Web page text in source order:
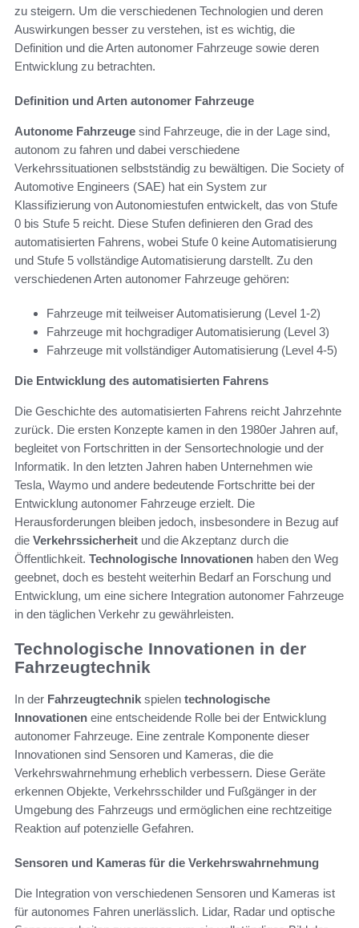
zu steigern. Um die verschiedenen Technologien und deren
Auswirkungen besser zu verstehen, ist es wichtig, die
Definition und die Arten autonomer Fahrzeuge sowie deren
Entwicklung zu betrachten.
Definition und Arten autonomer Fahrzeuge
Autonome Fahrzeuge sind Fahrzeuge, die in der Lage sind,
autonom zu fahren und dabei verschiedene
Verkehrssituationen selbstständig zu bewältigen. Die Society of
Automotive Engineers (SAE) hat ein System zur
Klassifizierung von Autonomiestufen entwickelt, das von Stufe
0 bis Stufe 5 reicht. Diese Stufen definieren den Grad des
automatisierten Fahrens, wobei Stufe 0 keine Automatisierung
und Stufe 5 vollständige Automatisierung darstellt. Zu den
verschiedenen Arten autonomer Fahrzeuge gehören:
Fahrzeuge mit teilweiser Automatisierung (Level 1-2)
Fahrzeuge mit hochgradiger Automatisierung (Level 3)
Fahrzeuge mit vollständiger Automatisierung (Level 4-5)
Die Entwicklung des automatisierten Fahrens
Die Geschichte des automatisierten Fahrens reicht Jahrzehnte
zurück. Die ersten Konzepte kamen in den 1980er Jahren auf,
begleitet von Fortschritten in der Sensortechnologie und der
Informatik. In den letzten Jahren haben Unternehmen wie
Tesla, Waymo und andere bedeutende Fortschritte bei der
Entwicklung autonomer Fahrzeuge erzielt. Die
Herausforderungen bleiben jedoch, insbesondere in Bezug auf
die Verkehrssicherheit und die Akzeptanz durch die
Öffentlichkeit. Technologische Innovationen haben den Weg
geebnet, doch es besteht weiterhin Bedarf an Forschung und
Entwicklung, um eine sichere Integration autonomer Fahrzeuge
in den täglichen Verkehr zu gewährleisten.
Technologische Innovationen in der
Fahrzeugtechnik
In der Fahrzeugtechnik spielen technologische
Innovationen eine entscheidende Rolle bei der Entwicklung
autonomer Fahrzeuge. Eine zentrale Komponente dieser
Innovationen sind Sensoren und Kameras, die die
Verkehrswahrnehmung erheblich verbessern. Diese Geräte
erkennen Objekte, Verkehrsschilder und Fußgänger in der
Umgebung des Fahrzeugs und ermöglichen eine rechtzeitige
Reaktion auf potenzielle Gefahren.
Sensoren und Kameras für die Verkehrswahrnehmung
Die Integration von verschiedenen Sensoren und Kameras ist
für autonomes Fahren unerlässlich. Lidar, Radar und optische